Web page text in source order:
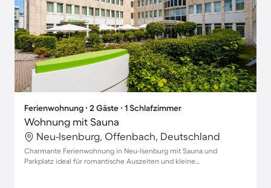
Ferienwohnung ∙ 2 Gäste ∙ 1 Schlafzimmer
Wohnung mit Sauna
Neu-Isenburg, Offenbach, Deutschland
Charmante Ferienwohnung in Neu-Isenburg mit Sauna und
Parkplatz ideal für romantische Auszeiten und kleine